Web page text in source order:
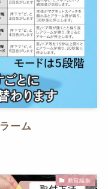
ーム
動画編集